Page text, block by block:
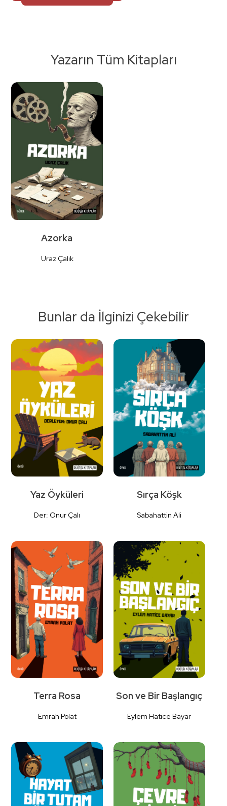
Yazarın Tüm Kitapları
Detaylı
İncele
Azorka
Uraz Çalık
Bunlar da İlginizi Çekebilir
Detaylı
İncele
Yaz Öyküleri
Der: Onur Çalı
Detaylı
İncele
Sırça Köşk
Sabahattin Ali
Detaylı
Terra Rosa
Emrah Polat
Detaylı
Son ve Bir Başlangıç
Eylem Hatice Bayar